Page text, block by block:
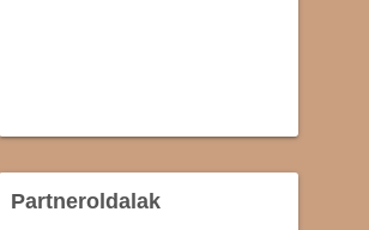
Partneroldalak